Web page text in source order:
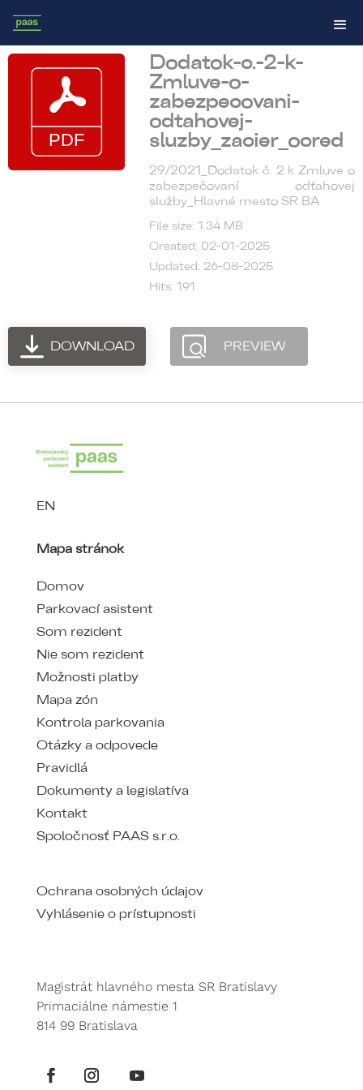
Dodatok-c.-2-k-
Zmluve-o-
zabezpecovani-
odtahovej-
sluzby_zacier_ocred
29/2021_Dodatok č. 2 k Zmluve o
zabezpečovaní odťahovej
služby_Hlavné mesto SR BA
File size: 1.34 MB
Created: 02-01-2025
Updated: 26-08-2025
Hits: 191
DOWNLOAD PREVIEW
EN
Mapa stránok
Domov
Parkovací asistent
Som rezident
Nie som rezident
Možnosti platby
Mapa zón
Kontrola parkovania
Otázky a odpovede
Pravidlá
Dokumenty a legislatíva
Kontakt
Spoločnosť PAAS s.r.o.
Ochrana osobných údajov
Vyhlásenie o prístupnosti
Magistrát hlavného mesta SR Bratislavy
Primaciálne námestie 1
814 99 Bratislava